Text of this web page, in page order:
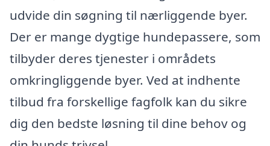
udvide din søgning til nærliggende byer.
Der er mange dygtige hundepassere, som
tilbyder deres tjenester i områdets
omkringliggende byer. Ved at indhente
tilbud fra forskellige fagfolk kan du sikre
dig den bedste løsning til dine behov og